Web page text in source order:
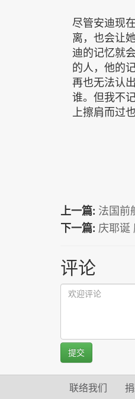
尽管安迪现
离，也会让
迪的记忆就
的人，他的
再也无法认
谁。但我不
上擦肩而过
上一篇: 法国前
下一篇: 庆耶诞
评论
提交
联络我们